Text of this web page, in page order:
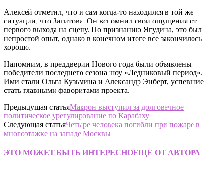
Алексей отметил, что и сам когда-то находился в той же
ситуации, что Загитова. Он вспомнил свои ощущения от
первого выхода на сцену. По признанию Ягудина, это был
непростой опыт, однако в конечном итоге все закончилось
хорошо.
Напомним, в преддверии Нового года были объявлены
победители последнего сезона шоу «Ледниковый период».
Ими стали Ольга Кузьмина и Александр Энберт, успевшие
стать главными фаворитами проекта.
Предыдущая статьяМакрон выступил за долговечное
политическое урегулирование по Карабаху
Следующая статьяЧетыре человека погибли при пожаре в
многоэтажке на западе Москвы
ЭТО МОЖЕТ БЫТЬ ИНТЕРЕСНОЕЩЕ ОТ АВТОРА